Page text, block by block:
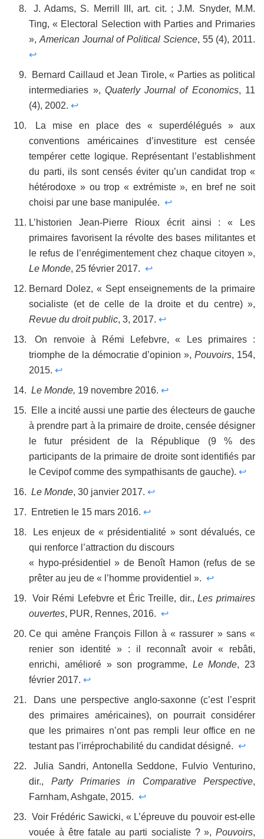
J. Adams, S. Merrill III, art. cit. ; J.M. Snyder, M.M.
Ting, « Electoral Selection with Parties and Primaries
», American Journal of Political Science, 55 (4), 2011.
↩
Bernard Caillaud et Jean Tirole, « Parties as political
intermediaries », Quaterly Journal of Economics, 11
(4), 2002. ↩
La mise en place des « superdélégués » aux
conventions américaines d’investiture est censée
tempérer cette logique. Représentant l’establishment
du parti, ils sont censés éviter qu’un candidat trop «
hétérodoxe » ou trop « extrémiste », en bref ne soit
choisi par une base manipulée. ↩
L’historien Jean-Pierre Rioux écrit ainsi : « Les
primaires favorisent la révolte des bases militantes et
le refus de l’enrégimentement chez chaque citoyen »,
Le Monde, 25 février 2017. ↩
Bernard Dolez, « Sept enseignements de la primaire
socialiste (et de celle de la droite et du centre) »,
Revue du droit public, 3, 2017. ↩
On renvoie à Rémi Lefebvre, « Les primaires :
triomphe de la démocratie d’opinion »,Pouvoirs, 154,
2015. ↩
Le Monde, 19 novembre 2016. ↩
Elle a incité aussi une partie des électeurs de gauche
à prendre part à la primaire de droite, censée désigner
le futur président de la République (9 % des
participants de la primaire de droite sont identifiés par
le Cevipof comme des sympathisants de gauche). ↩
Le Monde, 30 janvier 2017. ↩
Entretien le 15 mars 2016. ↩
Les enjeux de « présidentialité » sont dévalués, ce
qui renforce l’attraction du discours
« hypo-présidentiel » de Benoît Hamon (refus de se
prêter au jeu de « l’homme providentiel ». ↩
Voir Rémi Lefebvre et Éric Treille, dir.,Les primaires
ouvertes, PUR, Rennes, 2016. ↩
Ce qui amène François Fillon à « rassurer » sans «
renier son identité » : il reconnaît avoir « rebâti,
enrichi, amélioré » son programme, Le Monde, 23
février 2017. ↩
Dans une perspective anglo-saxonne (c’est l’esprit
des primaires américaines), on pourrait considérer
que les primaires n’ont pas rempli leur office en ne
testant pas l’irréprochabilité du candidat désigné. ↩
Julia Sandri, Antonella Seddone, Fulvio Venturino,
dir., Party Primaries in Comparative Perspective,
Farnham, Ashgate, 2015. ↩
Voir Frédéric Sawicki, « L’épreuve du pouvoir est-elle
vouée à être fatale au parti socialiste ? », Pouvoirs,